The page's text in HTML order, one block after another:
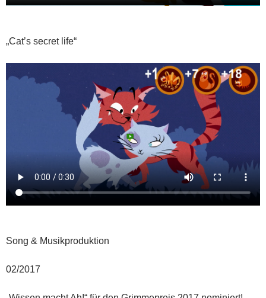
„Cat’s secret life“
Song & Musikproduktion
02/2017